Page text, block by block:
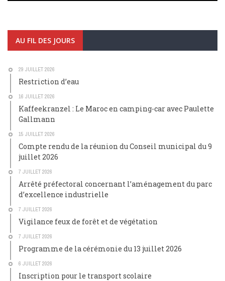
AU FIL DES JOURS
29 JUILLET 2026
Restriction d’eau
16 JUILLET 2026
Kaffeekranzel : Le Maroc en camping-car avec Paulette
Gallmann
15 JUILLET 2026
Compte rendu de la réunion du Conseil municipal du 9
juillet 2026
7 JUILLET 2026
Arrêté préfectoral concernant l’aménagement du parc
d’excellence industrielle
7 JUILLET 2026
Vigilance feux de forêt et de végétation
7 JUILLET 2026
Programme de la cérémonie du 13 juillet 2026
6 JUILLET 2026
Inscription pour le transport scolaire